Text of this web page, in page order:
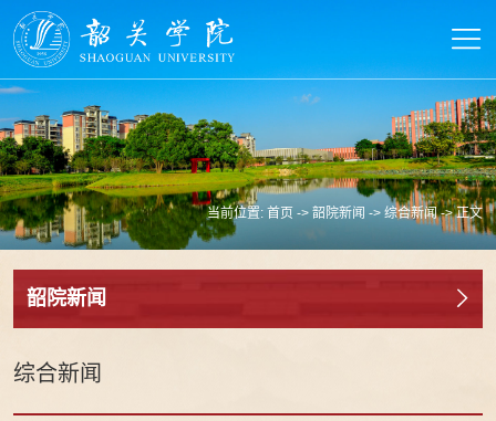
当前位置:首页 ->韶院新闻 ->综合新闻-> 正文
韶院新闻
综合新闻